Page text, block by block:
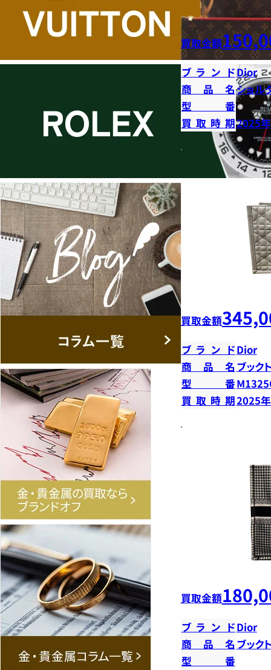
買取金額
ブランドDior
商品名ショル
型番
買取時期2025
買取金額
ブランドDior
商品名 ブック
型番
買取時期2025
買取金額
ブランドDior
商品名 ブック
型番